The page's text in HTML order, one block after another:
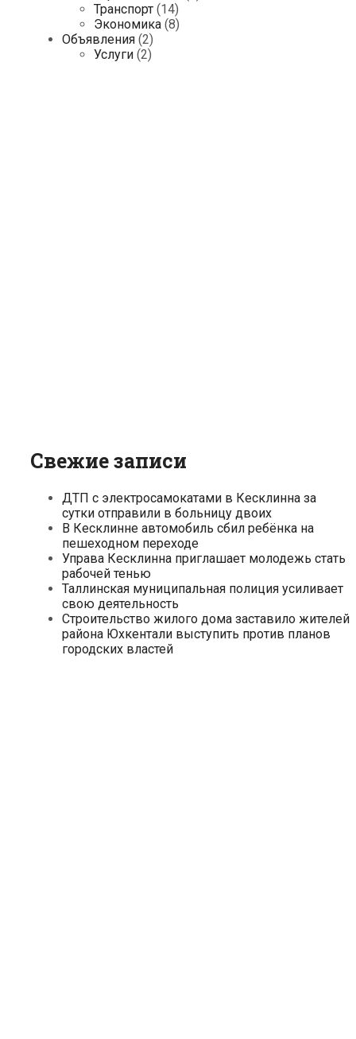
Транспорт (14)
Экономика (8)
Объявления (2)
Услуги (2)
Свежие записи
ДТП с электросамокатами в Кесклинна за
сутки отправили в больницу двоих
В Кесклинне автомобиль сбил ребёнка на
пешеходном переходе
Управа Кесклинна приглашает молодежь стать
рабочей тенью
Таллинская муниципальная полиция усиливает
свою деятельность
Строительство жилого дома заставило жителей
района Юхкентали выступить против планов
городских властей